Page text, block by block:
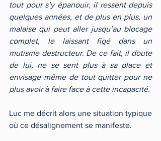
tout pour s’y épanouir, il ressent depuis
quelques années, et de plus en plus, un
malaise qui peut aller jusqu’au blocage
complet, le laissant figé dans un
mutisme destructeur. De ce fait, il doute
de lui, ne se sent plus à sa place et
envisage même de tout quitter pour ne
plus avoir à faire face à cette incapacité.
Luc me décrit alors une situation typique
où ce désalignement se manifeste.